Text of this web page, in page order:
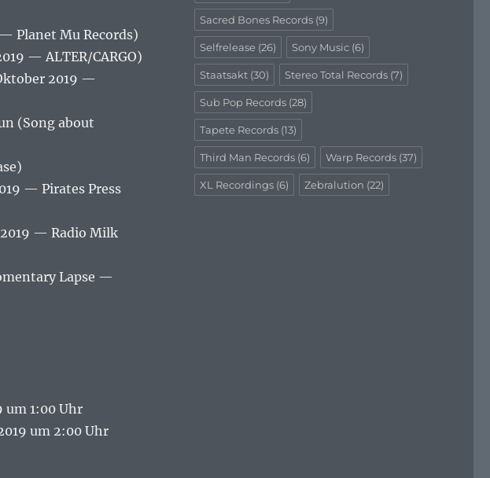
Planet Mu Records)
— ALTER/CARGO)
2019 —
(Song about
— Pirates Press
— Radio Milk
Lapse —
um 1:00 Uhr
um 2:00 Uhr
Sacred Bones Records(9)
Selfrelease (26) Sony Music(6)
Staatsakt(30) Stereo Total Records(7)
Sub Pop Records(28)
Tapete Records(13)
Third Man Records(6) Warp Records(37)
XL Recordings(6) Zebralution (22)